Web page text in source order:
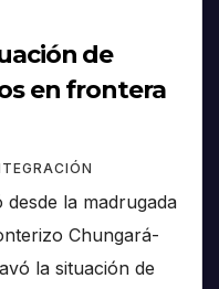
de
en frontera
la madrugada
Chungará-
la situación de